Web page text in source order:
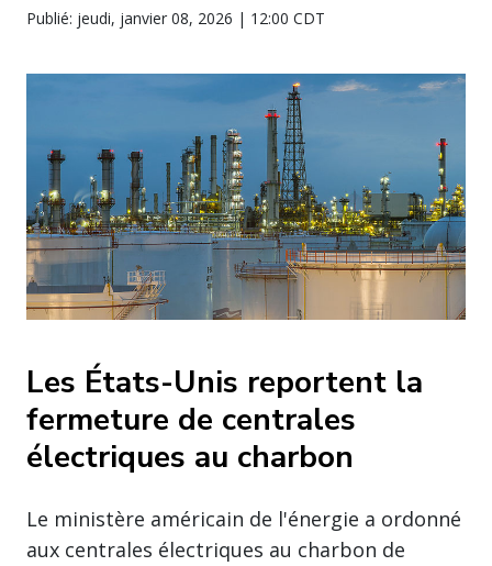
Publié: jeudi, janvier 08, 2026 | 12:00 CDT
Les États-Unis reportent la
fermeture de centrales
électriques au charbon
Le ministère américain de l'énergie a ordonné
aux centrales électriques au charbon de